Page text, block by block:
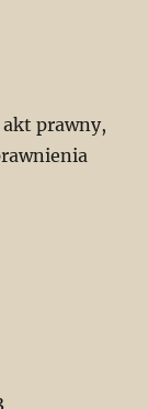
prawny,